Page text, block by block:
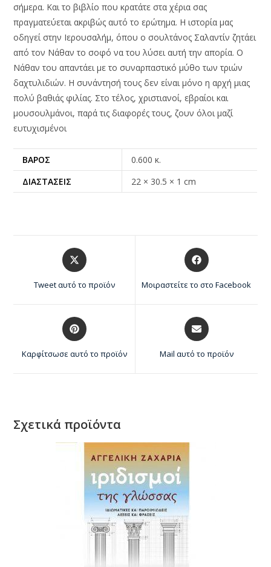
σήμερα. Και το βιβλίο που κρατάτε στα χέρια σας
πραγματεύεται ακριβώς αυτό το ερώτημα. Η ιστορία μας
οδηγεί στην Ιερουσαλήμ, όπου ο σουλτάνος Σαλαντίν ζητάει
από τον Νάθαν το σοφό να του λύσει αυτή την απορία. Ο
Νάθαν του απαντάει με το συναρπαστικό μύθο των τριών
δαχτυλιδιών. Η συνάντησή τους δεν είναι μόνο η αρχή μιας
πολύ βαθιάς φιλίας. Στο τέλος, χριστιανοί, εβραίοι και
μουσουλμάνοι, παρά τις διαφορές τους, ζουν όλοι μαζί
ευτυχισμένοι
ΒΆΡΟΣ
0.600 κ.
ΔΙΑΣΤΆΣΕΙΣ
22 × 30.5 × 1 cm
Tweet αυτό το προϊόν Μοιραστείτε το στο Facebook
Καρφίτσωσε αυτό το προϊόν Mail αυτό το προϊόν
Σχετικά προϊόντα